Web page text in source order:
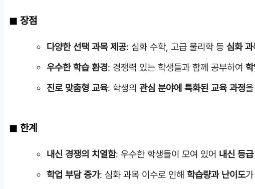
장점
다양한 선택 과목 제공: 심화 수학, 고급 물리학 등심화 과
우수한 학습 환경: 경쟁력 있는 학생들과 함께 공부하여
진로 맞춤형 교육: 학생의관심 분야에 특화된 교육 과정
한계
내신 경쟁의 치열함: 우수한 학생들이 모여 있어 내신 등
학업 부담 증가: 심화 과목 이수로 인해학습량과 난이도